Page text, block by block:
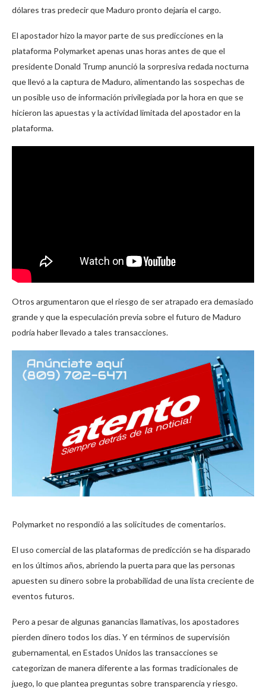
dólares tras predecir que Maduro pronto dejaría el cargo.
El apostador hizo la mayor parte de sus predicciones en la
plataforma Polymarket apenas unas horas antes de que el
presidente Donald Trump anunció la sorpresiva redada nocturna
que llevó a la captura de Maduro, alimentando las sospechas de
un posible uso de información privilegiada por la hora en que se
hicieron las apuestas y la actividad limitada del apostador en la
plataforma.
Otros argumentaron que el riesgo de ser atrapado era demasiado
grande y que la especulación previa sobre el futuro de Maduro
podría haber llevado a tales transacciones.
Polymarket no respondió a las solicitudes de comentarios.
El uso comercial de las plataformas de predicción se ha disparado
en los últimos años, abriendo la puerta para que las personas
apuesten su dinero sobre la probabilidad de una lista creciente de
eventos futuros.
Pero a pesar de algunas ganancias llamativas, los apostadores
pierden dinero todos los días. Y en términos de supervisión
gubernamental, en Estados Unidos las transacciones se
categorizan de manera diferente a las formas tradicionales de
juego, lo que plantea preguntas sobre transparencia y riesgo.